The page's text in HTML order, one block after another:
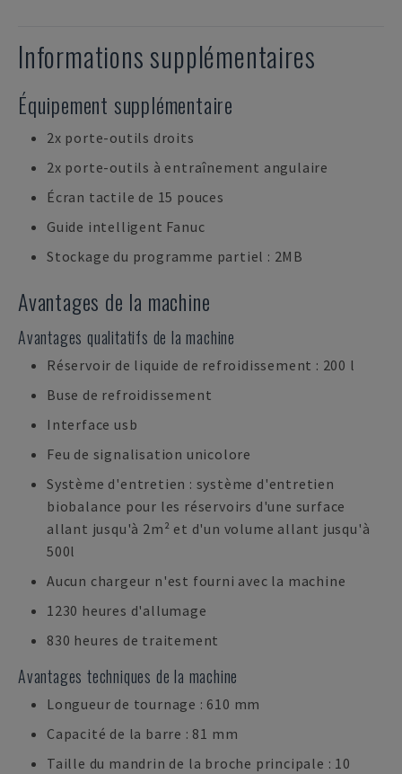
Informations supplémentaires
Équipement supplémentaire
2x porte-outils droits
2x porte-outils à entraînement angulaire
Écran tactile de 15 pouces
Guide intelligent Fanuc
Stockage du programme partiel : 2MB
Avantages de la machine
Avantages qualitatifs de la machine
Réservoir de liquide de refroidissement : 200 l
Buse de refroidissement
Interface usb
Feu de signalisation unicolore
Système d'entretien : système d'entretien
biobalance pour les réservoirs d'une surface
allant jusqu'à 2m² et d'un volume allant jusqu'à
500l
Aucun chargeur n'est fourni avec la machine
1230 heures d'allumage
830 heures de traitement
Avantages techniques de la machine
Longueur de tournage : 610 mm
Capacité de la barre : 81 mm
Taille du mandrin de la broche principale : 10